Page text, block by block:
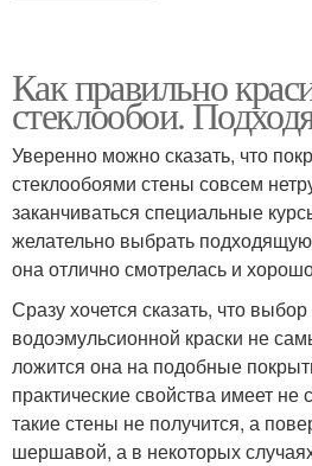
Как правильно
стеклообои.
Уверенно можно сказать, что
стеклообоями стены совсем
заканчиваться специальные
желательно выбрать
она отлично смотрелась и
Сразу хочется сказать, что
водоэмульсионной краски не
ложится она на подобные
практические свойства имеет
такие стены не получится, а
шершавой, а в некоторых